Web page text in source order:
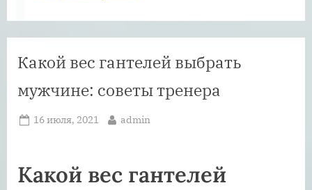
Какой вес гантелей выбрать
мужчине: советы тренера
Posted
16 июля, 2021 By
admin
Какой вес гантелей